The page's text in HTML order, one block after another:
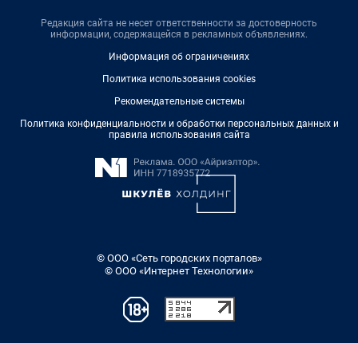
Редакция сайта не несет ответственности за достоверность
информации, содержащейся в рекламных объявлениях.
Информация об ограничениях
Политика использования cookies
Рекомендательные системы
Политика конфиденциальности и обработки персональных данных и
правила использования сайта
© ООО «Сеть городских порталов»
© ООО «Интернет Технологии»